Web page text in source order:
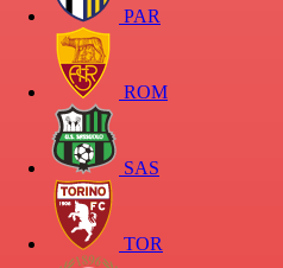
PAR
ROM
SAS
TOR